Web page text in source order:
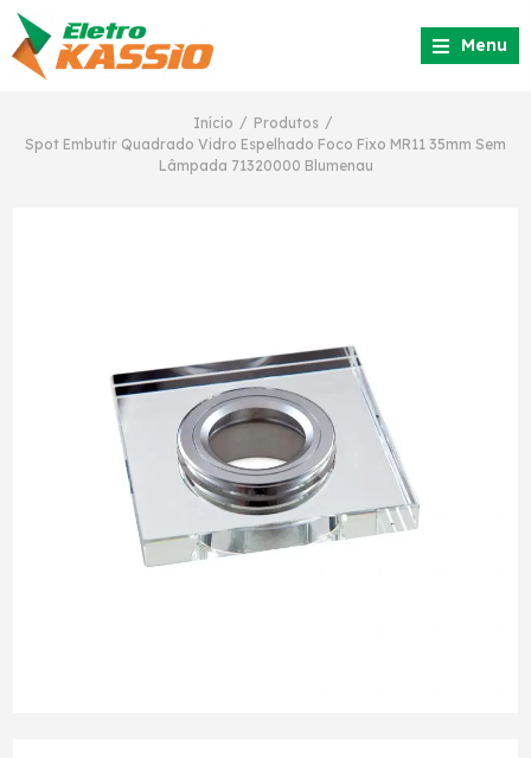
Menu
Início / Produtos /
Spot Embutir Quadrado Vidro Espelhado Foco Fixo MR11 35mm Sem
Lâmpada 71320000 Blumenau